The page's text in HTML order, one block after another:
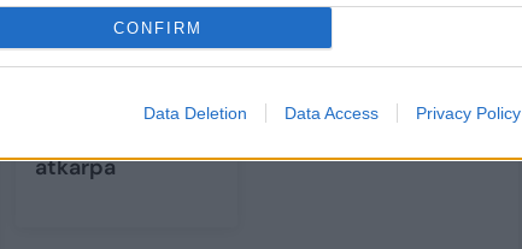
CONFIRM
Data Deletion Data Access Privacy Policy
„Nord Stream 1“
atkarpa